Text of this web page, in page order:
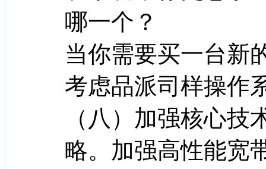
当你需要买一台新
考虑品派司样操作
（八）加强核心
略。加强高性能宽